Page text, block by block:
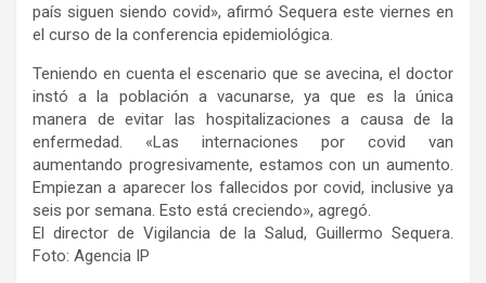
país siguen siendo covid», afirmó Sequera este viernes en
el curso de la conferencia epidemiológica.
Teniendo en cuenta el escenario que se avecina, el doctor
instó a la población a vacunarse, ya que es la única
manera de evitar las hospitalizaciones a causa de la
enfermedad. «Las internaciones por covid van
aumentando progresivamente, estamos con un aumento.
Empiezan a aparecer los fallecidos por covid, inclusive ya
seis por semana. Esto está creciendo», agregó.
El director de Vigilancia de la Salud, Guillermo Sequera.
Foto: Agencia IP